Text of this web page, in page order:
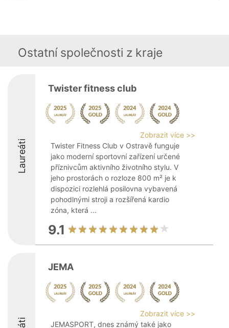
Ostatní společnosti z kraje
Laureáti
Twister fitness club
Zobrazit více >>
Twister Fitness Club v Ostravě funguje
jako moderní sportovní zařízení určené
příznivcům aktivního životního stylu. V
jeho prostorách o rozloze 800 m² je k
dispozici rozlehlá posilovna vybavená
pohodlnými stroji a rozšířená kardio
zóna, která ...
9.1
JEMA
Zobrazit více >>
JEMASPORT, dnes známý také jako